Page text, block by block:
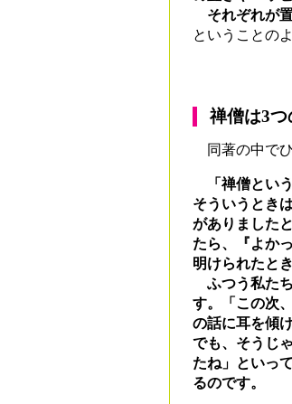
それぞれが
ということの
禅僧は3
同著の中でひ
「禅僧とい
そういうとき
がありました
たら、『よか
明けられたと
ふつう私た
す。「この次
の話に耳を傾け
でも、そうじ
たね」といっ
るのです。